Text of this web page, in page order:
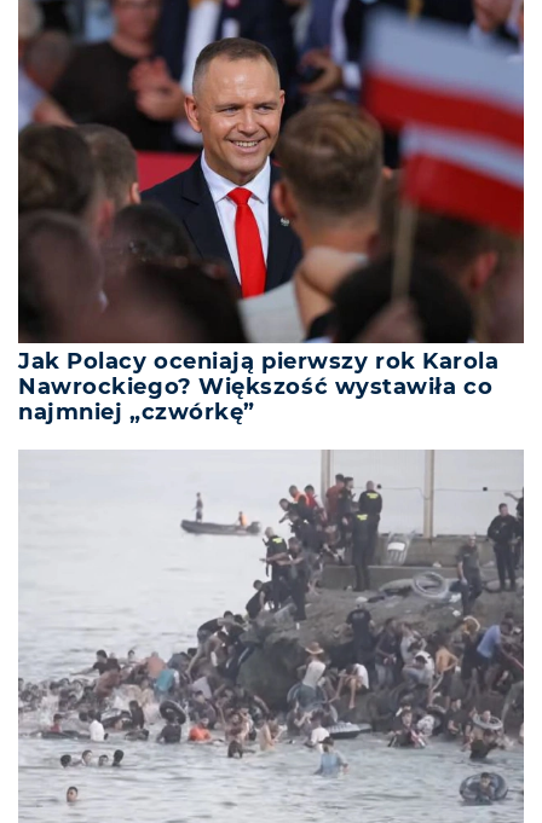
Jak Polacy oceniają pierwszy rok Karola
Nawrockiego? Większość wystawiła co
najmniej „czwórkę”